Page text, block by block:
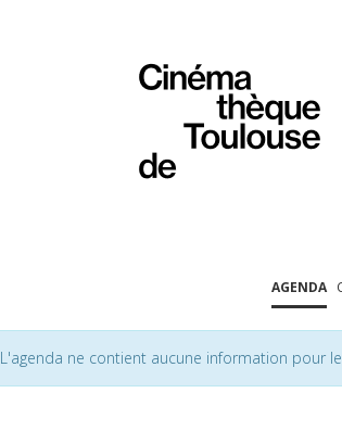
AGENDA
L'agenda ne contient aucune information pour